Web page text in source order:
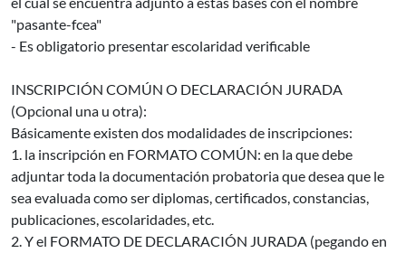
"pasante-fcea"
- Es obligatorio presentar escolaridad verificable
INSCRIPCIÓN COMÚN O DECLARACIÓN JURADA
(Opcional una u otra):
Básicamente existen dos modalidades de inscripciones:
1. la inscripción en FORMATO COMÚN: en la que debe
adjuntar toda la documentación probatoria que desea que le
sea evaluada como ser diplomas, certificados, constancias,
publicaciones, escolaridades, etc.
2. Y el FORMATO DE DECLARACIÓN JURADA (pegando en